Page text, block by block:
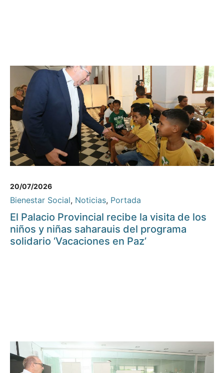
20/07/2026
Bienestar Social, Noticias, Portada
El Palacio Provincial recibe la visita de los
niños y niñas saharauis del programa
solidario ‘Vacaciones en Paz’